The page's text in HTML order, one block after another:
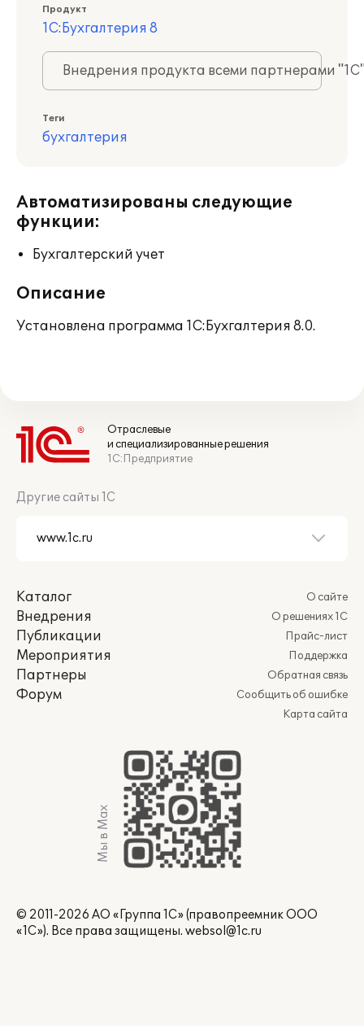
Продукт
1С:Бухгалтерия 8
Внедрения продукта всеми партнерами
Теги
бухгалтерия
Автоматизированы следующие
функции:
Бухгалтерский учет
Описание
Установлена программа 1С:Бухгалтерия 8.0.
Отраслевые
и специализированные решения
1С:Предприятие
Другие сайты 1С
Каталог
Внедрения
Публикации
Мероприятия
Партнеры
Форум
О сайте
О решениях 1С
Прайс-лист
Поддержка
Обратная связь
Сообщить об ошибке
Карта сайта
Мы в Max
© 2011-2026 АО «Группа 1С» (правопреемник ООО
«1С»). Все права защищены. websol@1c.ru